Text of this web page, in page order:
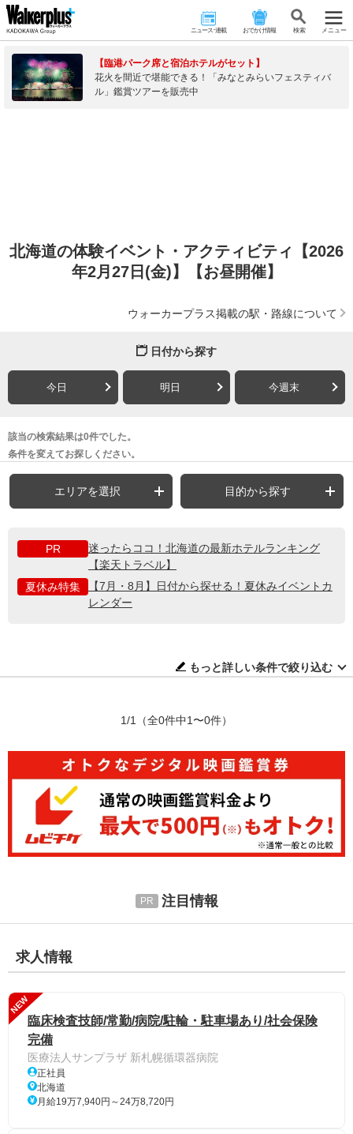
ニュース･連載 おでかけ情報 検 索 メニュー
【臨港パーク席と宿泊ホテルがセット】
花火を間近で堪能できる！「みなとみらいフェスティバ
ル」鑑賞ツアーを販売中
北海道の体験イベント・アクティビティ【2026
年2月27日(金)】【お昼開催】
ウォーカープラス掲載の駅・路線について
日付から探す
今日 明日 今週末
該当の検索結果は0件でした。
条件を変えてお探しください。
エリアを選択 目的から探す
PR
迷ったらココ！北海道の最新ホテルランキング
【楽天トラベル】
夏休み特集
【7月・8月】日付から探せる！夏休みイベントカ
レンダー
もっと詳しい条件で絞り込む
1/1 （全0件中1〜0件）
注目情報
求人情報
NEW
臨床検査技師/常勤/病院/駐輪・駐車場あり/社会保険
完備
医療法人サンプラザ 新札幌循環器病院
正社員
北海道
月給19万7,940円～24万8,720円